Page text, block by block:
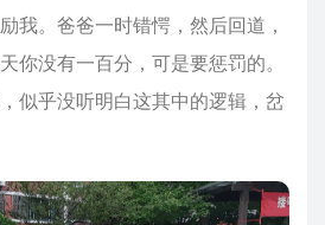
我。爸爸一时错愕，然后回道，
你没有一百分，可是要惩罚的。
似乎没听明白这其中的逻辑，岔